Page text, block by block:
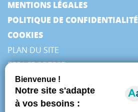
MENTIONS LÉGALES
POLITIQUE DE CONFIDENTIALITÉ
COOKIES
PLAN DU SITE
ESPACE PRESSE